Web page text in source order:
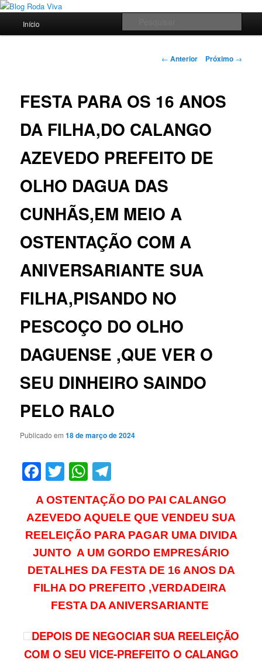
Pular Jornalismo sério comprometido com a verdade
principal
Início
Navegação
← Anterior Próximo →
FESTA PARA OS 16 ANOS
DA FILHA,DO CALANGO
AZEVEDO PREFEITO DE
OLHO DAGUA DAS
CUNHÃS,EM MEIO A
OSTENTAÇÃO COM A
ANIVERSARIANTE SUA
FILHA,PISANDO NO
PESCOÇO DO OLHO
DAGUENSE ,QUE VER O
SEU DINHEIRO SAINDO
PELO RALO
Publicado em18 de março de 2024
Facebook
TwitterWhatsApp
A OSTENTAÇÃO DO PAI CALANGO
AZEVEDO AQUELE QUE VENDEU SUA
REELEIÇÃO PARA PAGAR UMA DIVIDA
JUNTO A UM GORDO EMPRESÁRIO
DETALHES DA FESTA DE 16 ANOS DA
FILHA DO PREFEITO ,VERDADEIRA
FESTA DA ANIVERSARIANTE
DEPOIS DE NEGOCIAR SUA REELEIÇÃO
COM O SEU VICE-PREFEITO O CALANGO